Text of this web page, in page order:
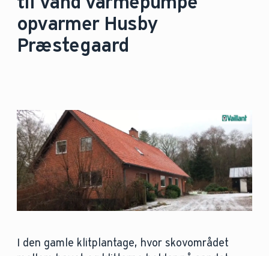
opvarmer Husby
Præstegaard
I den gamle klitplantage, hvor skovområdet